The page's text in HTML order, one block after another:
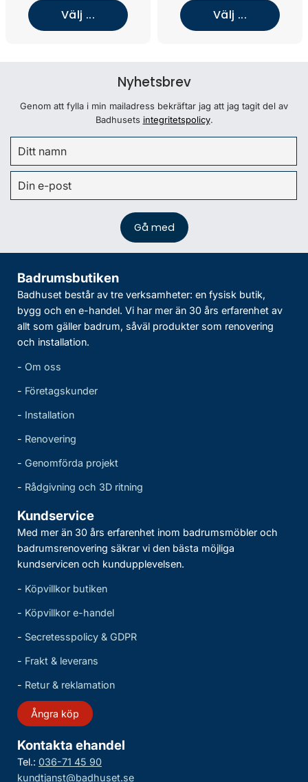
Välj ... Välj ...
Nyhetsbrev
Genom att fylla i min mailadress bekräftar jag att jag tagit del av
Badhusets integritetspolicy.
Badrumsbutiken
Badhuset består av tre verksamheter: en fysisk butik,
bygg och en e-handel. Vi har mer än 30 års erfarenhet av
allt som gäller badrum, såväl produkter som renovering
och installation.
- Om oss
- Företagskunder
- Installation
- Renovering
- Genomförda projekt
- Rådgivning och 3D ritning
Kundservice
Med mer än 30 års erfarenhet inom badrumsmöbler och
badrumsrenovering säkrar vi den bästa möjliga
kundservicen och kundupplevelsen.
- Köpvillkor butiken
- Köpvillkor e-handel
- Secretesspolicy & GDPR
- Frakt & leverans
- Retur & reklamation
Ångra köp
Kontakta ehandel
Tel.: 036-71 45 90
kundtjanst@badhuset.se